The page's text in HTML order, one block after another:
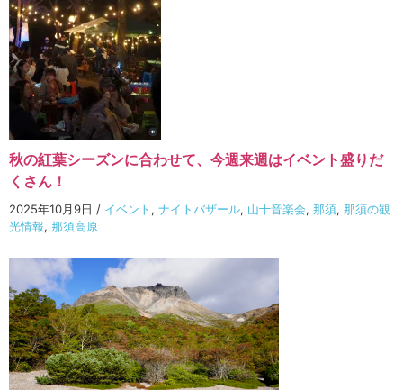
秋の紅葉シーズンに合わせて、今週来週はイベント盛りだ
くさん！
2025年10月9日 / イベント , ナイトバザール, 山十音楽会, 那須, 那須の観
光情報, 那須高原